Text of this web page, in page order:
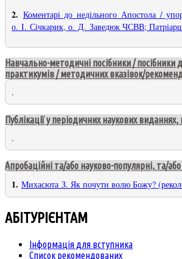
2. Коментарі до недільного Апостола /
о. І. Січкарик, о. Д. Заведюк ЧСВВ;
Навчально-методичні посібники / посібники
практикумів / методичних вказівок/
.
Публікації у періодичних наукових
.
Апробаційні та/або науково-популярні, та/
1. Михасюта З. Як почути волю Божу?
АБІТУРІЄНТАМ
Інформація для вступника
Список рекомендованих